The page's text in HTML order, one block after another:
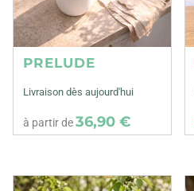
PRELUDE
Livraison dès aujourd'hui
à partir de36,90 €